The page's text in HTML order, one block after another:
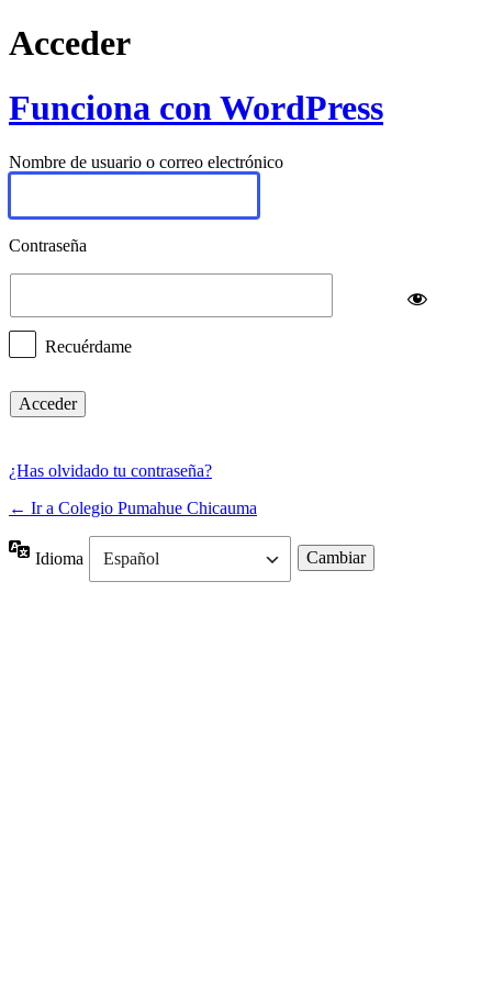
Acceder
Funciona con WordPress
Nombre de usuario o correo electrónico
Contraseña
Recuérdame
¿Has olvidado tu contraseña?
← Ir a Colegio Pumahue Chicauma
Idioma